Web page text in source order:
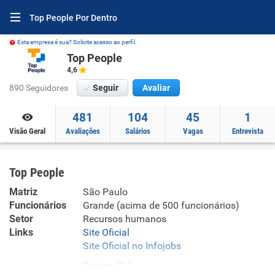
Top People Por Dentro
Esta empresa é sua? Solicite acesso ao perfil.
Top People
4,6
890 Seguidores Seguir Avaliar
Visão Geral
481
Avaliações
104
Salários
45
Vagas
1
Entrevista
Top People
Matriz
São Paulo
Funcionários
Grande (acima de 500 funcionários)
Setor
Recursos humanos
Links
Site Oficial
Site Oficial no Infojobs
Enviar CV